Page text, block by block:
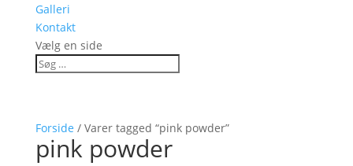
Galleri
Kontakt
Vælg en side
Forside / Varer tagged “pink powder”
pink powder